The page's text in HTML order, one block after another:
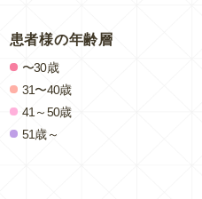
患者様の年齢層
〜30歳
31〜40歳
41～50歳
51歳～